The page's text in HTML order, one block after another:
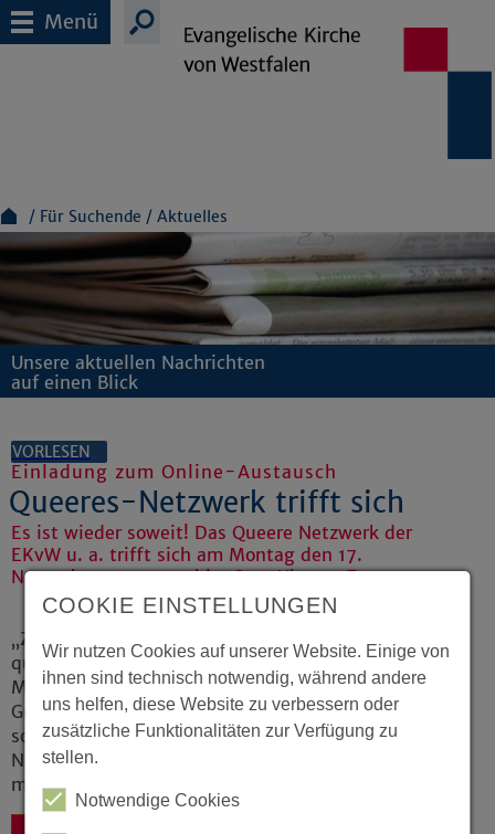
Menü
Für Suchende Aktuelles
Unsere aktuellen Nachrichten
auf einen Blick
VORLESEN
Einladung zum Online-Austausch
Queeres-Netzwerk trifft sich
Es ist wieder soweit! Das Queere Netzwerk der
EKvW u. a. trifft sich am Montag den 17.
November von 17.00 bis 18.30 Uhr per Zoom.
„Ziel ist es einen Austausch zu
queerpolitischen Themen zu ermöglichen und
Menschen unterschiedlicher Einrichtungen,
Gruppen und Einzelpersonen zu vernetzen.“,
so die Gleichstellungsbeauftragte der EKvW,
Nicole Richter. Wer per Zoom dazukommen
möchte, ist herzlich willkommen!
COOKIE EINSTELLUNGEN
Wir nutzen Cookies auf unserer Website. Einige von
ihnen sind technisch notwendig, während andere
uns helfen, diese Website zu verbessern oder
zusätzliche Funktionalitäten zur Verfügung zu
stellen.
Notwendige Cookies